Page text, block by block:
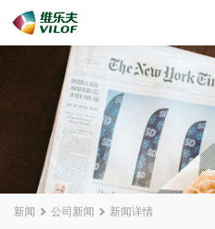
新闻 公司新闻 新闻详情